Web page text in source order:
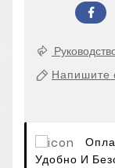
Напишите
Удобно И